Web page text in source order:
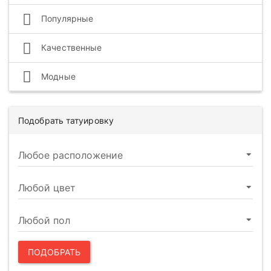
Популярные
Качественные
Модные
Подобрать татуировку
ПОДОБРАТЬ